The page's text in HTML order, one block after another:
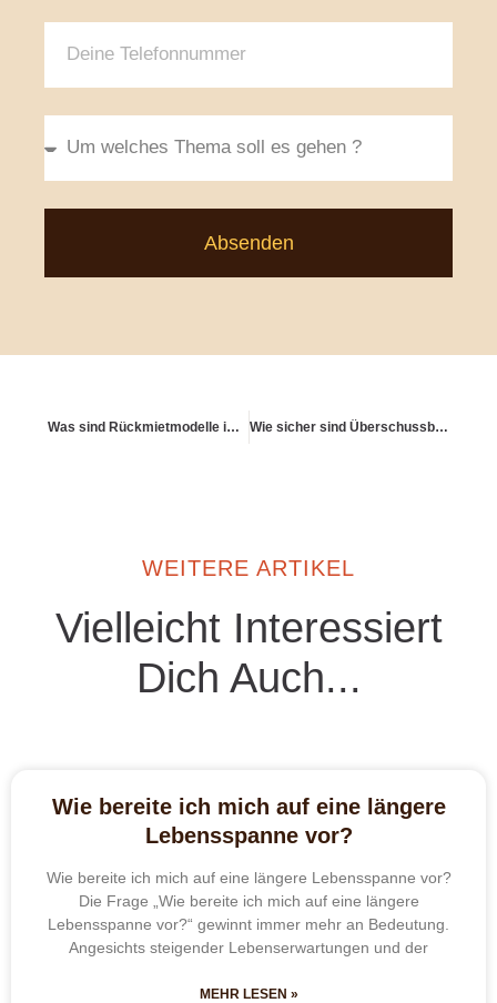
Absenden
Was sind Rückmietmodelle im Alter? Wie sicher sind Überschussbeteiligungen heute noch?
WEITERE ARTIKEL
Vielleicht Interessiert
Dich Auch...
Wie bereite ich mich auf eine längere
Lebensspanne vor?
Wie bereite ich mich auf eine längere Lebensspanne vor?
Die Frage „Wie bereite ich mich auf eine längere
Lebensspanne vor?“ gewinnt immer mehr an Bedeutung.
Angesichts steigender Lebenserwartungen und der
MEHR LESEN »